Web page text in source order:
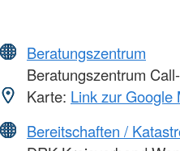
Beratungszentrum
Beratungszentrum
Karte: Link zur Google
Bereitschaften /